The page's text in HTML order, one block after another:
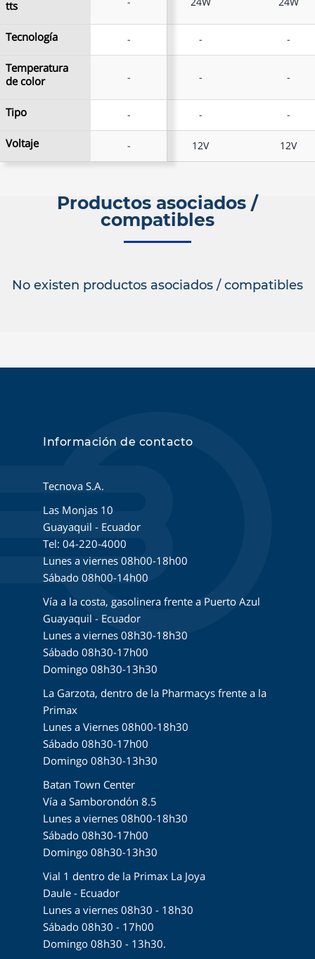
tts
Tecnología - -
Temperatura
de color
- -
Tipo - -
Voltaje 12V 12V
tts
Tecnología -
Temperatura
de color
-
Tipo -
Voltaje -
Productos asociados /
compatibles
No existen productos asociados / compatibles
Información de contacto
Tecnova S.A.
Las Monjas 10
Guayaquil - Ecuador
Tel: 04-220-4000
Lunes a viernes 08h00-18h00
Sábado 08h00-14h00
Vía a la costa, gasolinera frente a Puerto Azul
Guayaquil - Ecuador
Lunes a viernes 08h30-18h30
Sábado 08h30-17h00
Domingo 08h30-13h30
La Garzota, dentro de la Pharmacys frente a la
Primax
Lunes a Viernes 08h00-18h30
Sábado 08h30-17h00
Domingo 08h30-13h30
Batan Town Center
Vía a Samborondón 8.5
Lunes a viernes 08h00-18h30
Sábado 08h30-17h00
Domingo 08h30-13h30
Vial 1 dentro de la Primax La Joya
Daule - Ecuador
Lunes a viernes 08h30 - 18h30
Sábado 08h30 - 17h00
Domingo 08h30 - 13h30.